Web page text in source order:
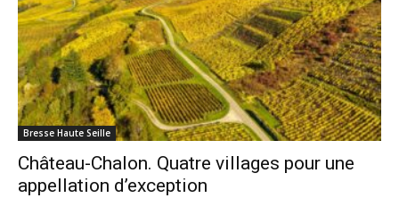
Bresse Haute Seille
Château-Chalon. Quatre villages pour une
appellation d’exception